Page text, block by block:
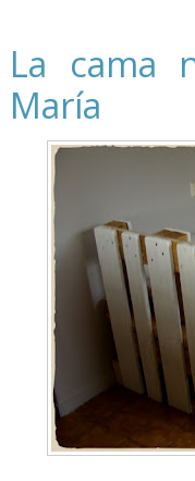
La cama
María